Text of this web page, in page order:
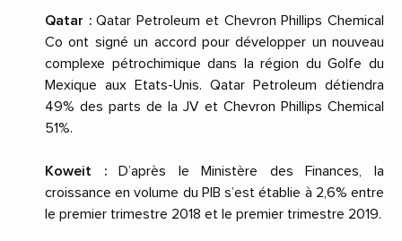
Qatar :Qatar Petroleum et Chevron Phillips Chemical
Co ont signé un accord pour développer un nouveau
complexe pétrochimique dans la région du Golfe du
Mexique aux Etats-Unis. Qatar Petroleum détiendra
49% des parts de la JV et Chevron Phillips Chemical
51%.
Koweit :D’après le Ministère des Finances, la
croissance en volume du PIB s’est établie à 2,6% entre
le premier trimestre 2018 et le premier trimestre 2019.